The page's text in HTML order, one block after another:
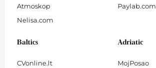
Atmoskop
Nelisa.com
Paylab.com
Baltics
CVonline.lt
Adriatic
MojPosao